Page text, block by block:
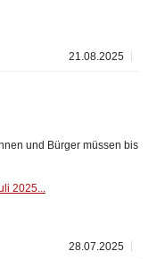
21.08.2025
und Bürger müssen bis
2025...
28.07.2025